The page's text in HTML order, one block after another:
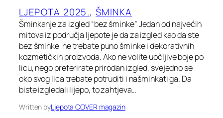
LJEPOTA 2025., ŠMINKA
Šminkanje za izgled “bez šminke” Jedan od najvećih
mitova iz područja ljepote je da za izgled kao da ste
bez šminke ne trebate puno šminke i dekorativnih
kozmetičkih proizvoda. Ako ne volite uočljive boje po
licu, nego preferirate prirodan izgled, svejedno se
oko svog lica trebate potruditi i našminkati ga. Da
biste izgledali lijepo, to zahtjeva…
Written byLjepota COVER magazin